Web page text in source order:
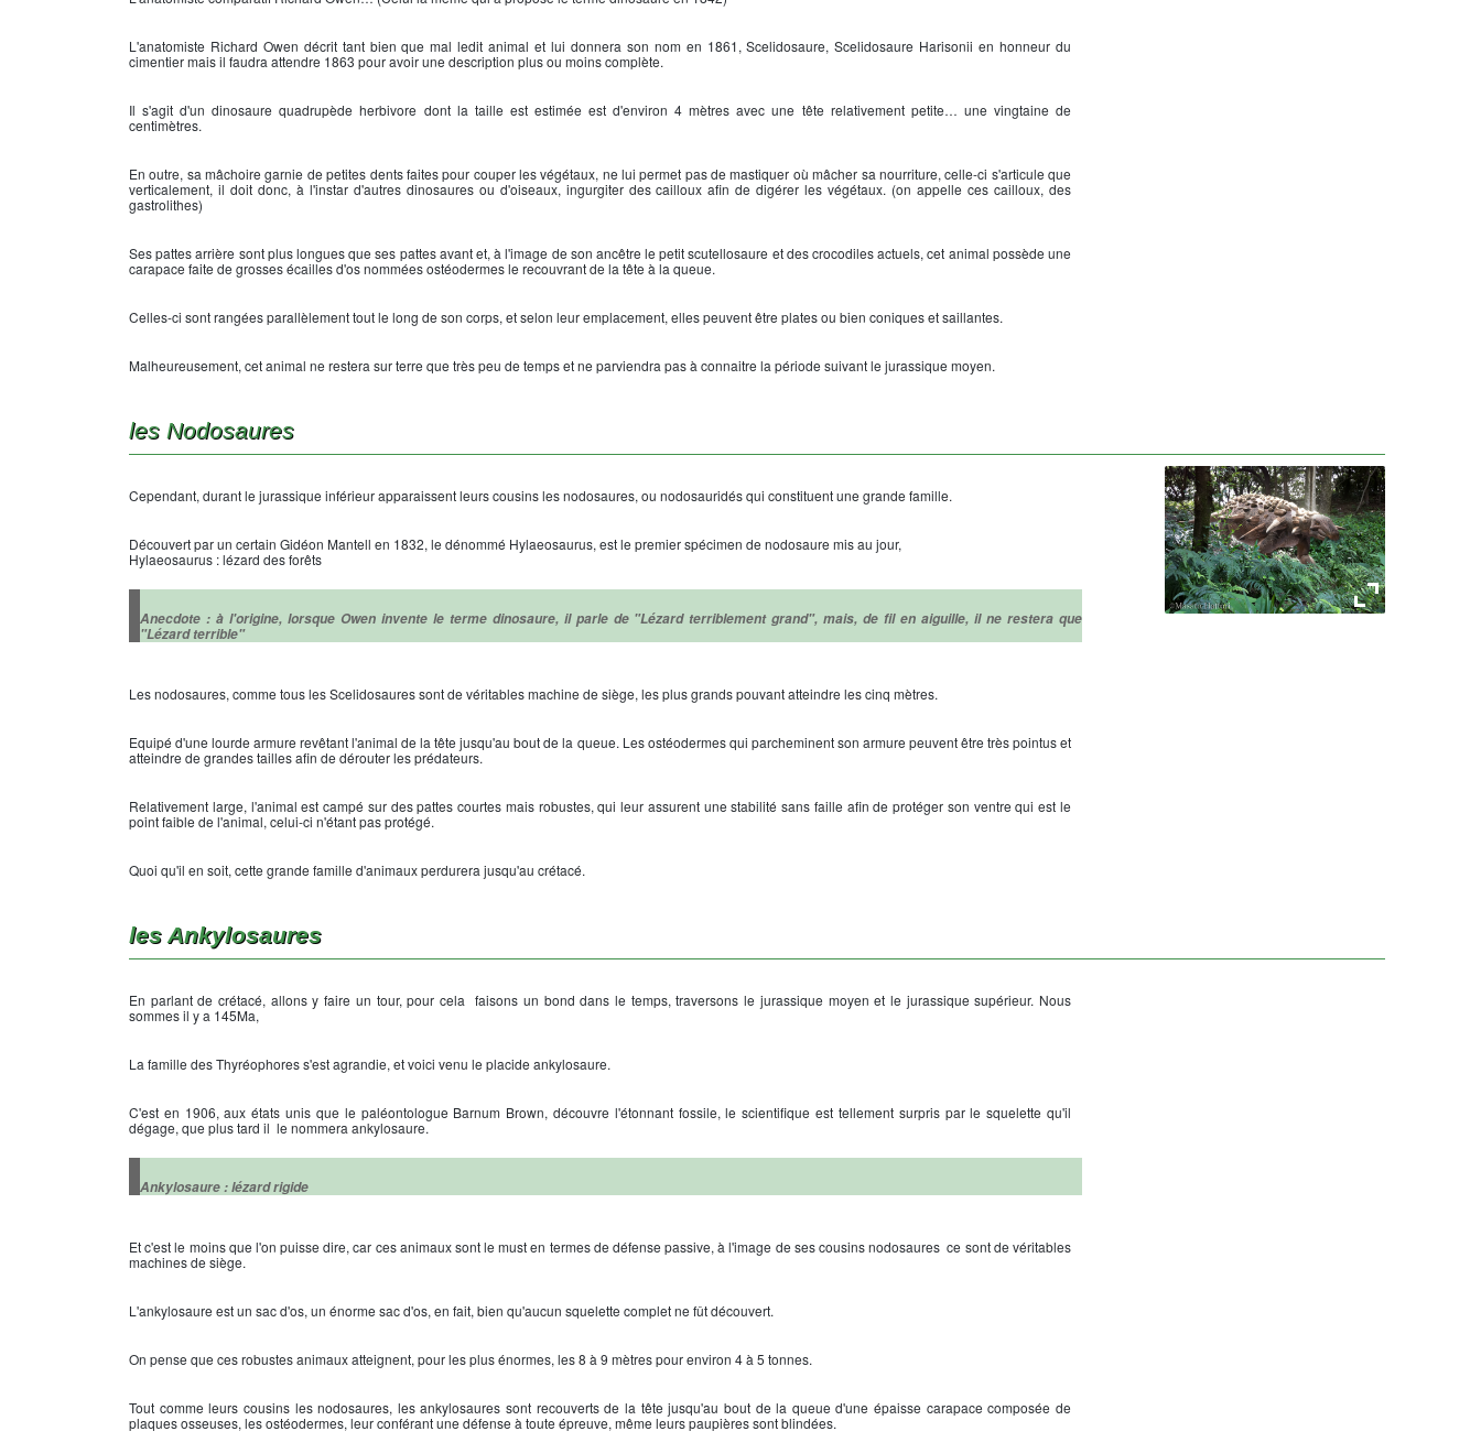
L'anatomiste Richard Owen décrit tant bien que mal ledit animal et lui donnera son nom en 1861, Scelidosaure, Scelidosaure Harisonii en honneur du
cimentier mais il faudra attendre 1863 pour avoir une description plus ou moins complète.
Il s'agit d'un dinosaure quadrupède herbivore dont la taille est estimée est d'environ 4 mètres avec une tête relativement petite… une vingtaine de
centimètres.
En outre, sa mâchoire garnie de petites dents faites pour couper les végétaux, ne lui permet pas de mastiquer où mâcher sa nourriture, celle-ci s'articule que
verticalement, il doit donc, à l'instar d'autres dinosaures ou d'oiseaux, ingurgiter des cailloux afin de digérer les végétaux. (on appelle ces cailloux, des
gastrolithes)
Ses pattes arrière sont plus longues que ses pattes avant et, à l'image de son ancêtre le petit scutellosaure et des crocodiles actuels, cet animal possède une
carapace faite de grosses écailles d'os nommées ostéodermes le recouvrant de la tête à la queue.
Celles-ci sont rangées parallèlement tout le long de son corps, et selon leur emplacement, elles peuvent être plates ou bien coniques et saillantes.
Malheureusement, cet animal ne restera sur terre que très peu de temps et ne parviendra pas à connaitre la période suivant le jurassique moyen.
les Nodosaures
Cependant, durant le jurassique inférieur apparaissent leurs cousins les nodosaures, ou nodosauridés qui constituent une grande famille.
Découvert par un certain Gidéon Mantell en 1832, le dénommé Hylaeosaurus, est le premier spécimen de nodosaure mis au jour,
Hylaeosaurus : lézard des forêts
Anecdote : à l'origine, lorsque Owen invente le terme dinosaure, il parle de "Lézard terriblement grand", mais, de fil en aiguille, il ne restera que
"Lézard terrible"
Les nodosaures, comme tous les Scelidosaures sont de véritables machine de siège, les plus grands pouvant atteindre les cinq mètres.
Equipé d'une lourde armure revêtant l'animal de la tête jusqu'au bout de la queue. Les ostéodermes qui parcheminent son armure peuvent être très pointus et
atteindre de grandes tailles afin de dérouter les prédateurs.
Relativement large, l'animal est campé sur des pattes courtes mais robustes, qui leur assurent une stabilité sans faille afin de protéger son ventre qui est le
point faible de l'animal, celui-ci n'étant pas protégé.
Quoi qu'il en soit, cette grande famille d'animaux perdurera jusqu'au crétacé.
les Ankylosaures
En parlant de crétacé, allons y faire un tour, pour cela faisons un bond dans le temps, traversons le jurassique moyen et le jurassique supérieur. Nous
sommes il y a 145Ma,
La famille des Thyréophores s'est agrandie, et voici venu le placide ankylosaure.
C'est en 1906, aux états unis que le paléontologue Barnum Brown, découvre l'étonnant fossile, le scientifique est tellement surpris par le squelette qu'il
dégage, que plus tard il le nommera ankylosaure.
Ankylosaure : lézard rigide
Et c'est le moins que l'on puisse dire, car ces animaux sont le must en termes de défense passive, à l'image de ses cousins nodosaures ce sont de véritables
machines de siège.
L'ankylosaure est un sac d'os, un énorme sac d'os, en fait, bien qu'aucun squelette complet ne fût découvert.
On pense que ces robustes animaux atteignent, pour les plus énormes, les 8 à 9 mètres pour environ 4 à 5 tonnes.
Tout comme leurs cousins les nodosaures, les ankylosaures sont recouverts de la tête jusqu'au bout de la queue d'une épaisse carapace composée de
plaques osseuses, les ostéodermes, leur conférant une défense à toute épreuve, même leurs paupières sont blindées.